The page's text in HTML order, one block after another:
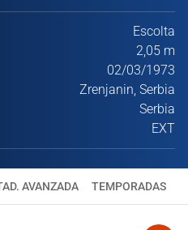
Escolta
2,05 m
02/03/1973
Zrenjanin, Serbia
Serbia
EXT
AVANZADA TEMPORADAS